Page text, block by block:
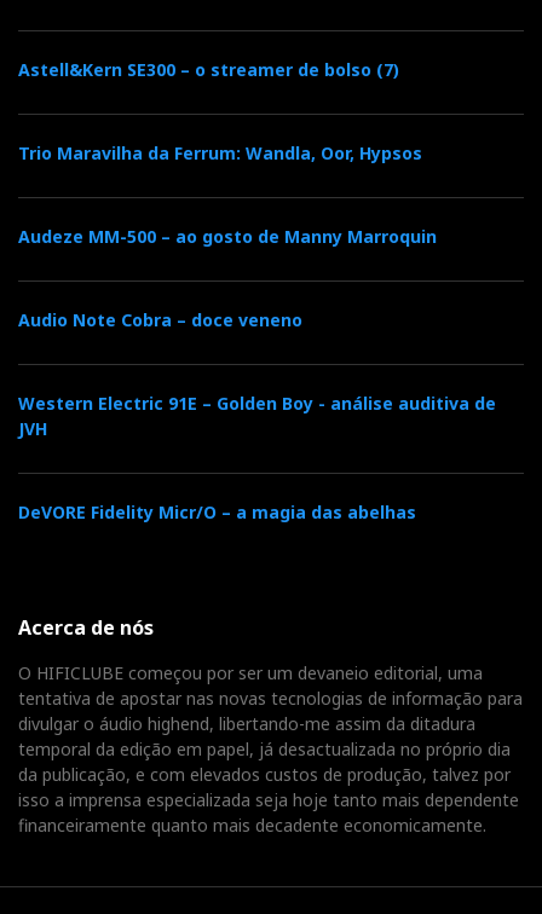
Astell&Kern SE300 – o streamer de bolso (7)
Trio Maravilha da Ferrum: Wandla, Oor, Hypsos
Audeze MM-500 – ao gosto de Manny Marroquin
Audio Note Cobra – doce veneno
Western Electric 91E – Golden Boy - análise auditiva de
JVH
DeVORE Fidelity Micr/O – a magia das abelhas
Acerca de nós
O HIFICLUBE começou por ser um devaneio editorial, uma
tentativa de apostar nas novas tecnologias de informação para
divulgar o áudio highend, libertando-me assim da ditadura
temporal da edição em papel, já desactualizada no próprio dia
da publicação, e com elevados custos de produção, talvez por
isso a imprensa especializada seja hoje tanto mais dependente
financeiramente quanto mais decadente economicamente.